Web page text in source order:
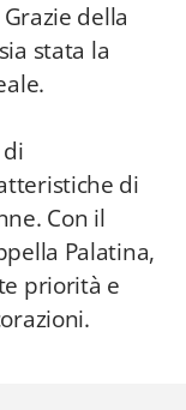
della
stata la
di
Con il
Palatina,
priorità e